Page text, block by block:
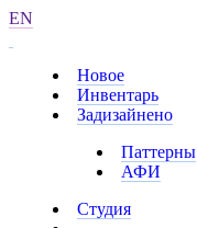
EN
Новое
Инвентарь
Задизайнено
Паттерны
АФИ
Студия